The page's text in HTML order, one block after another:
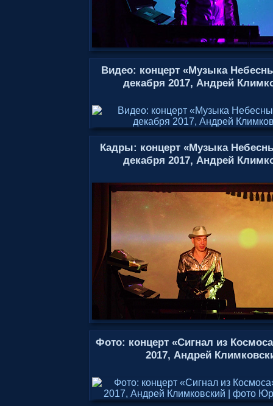
Видео: концерт «Музыка
декабря 2017, Андрей
Кадры: концерт «Музыка
декабря 2017, Андрей
Фото: концерт «Сигнал из
2017, Андрей